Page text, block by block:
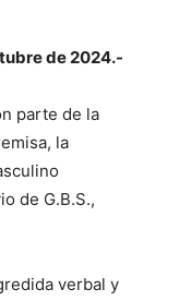
de 2024.-
parte de la
la
de G.B.S.,
verbal y